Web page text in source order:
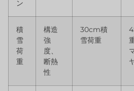
ン
積
雪
荷
重
構造
強
度、
断熱
性
30cm積
雪荷重